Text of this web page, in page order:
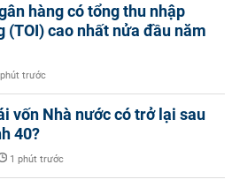
hàng có tổng thu nhập
(TOI) cao nhất nửa đầu năm
trước
vốn Nhà nước có trở lại sau
40?
1 phút trước